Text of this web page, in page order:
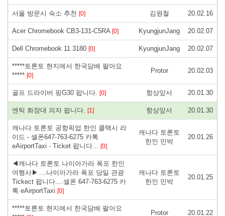
서울 방문시 숙소 추천 [0] 김원철 20.02.16
Acer Chromebook CB3-131-C5RA [0] KyungjunJang 20.02.07
Dell Chromebook 11 3180 [0] KyungjunJang 20.02.07
*****토론토 현지에서 한국담배 팔아요
***** [0]
Protor 20.02.03
골프 드라이버 핑G30 팝니다. [0] 항상앞서 20.01.30
엔틱 화장대 의자 팝니다. [1] 항상앞서 20.01.30
캐나다 토론토 공항픽업 한인 콜택시 라
이드 - 셀폰647-763-6275 카톡
eAirportTaxi - Ticket 팝니다... [0]
캐나다 토론토
한인 민박
20.01.26
◀캐나다 토론토 나이아가라 폭포 한인
여행사▶....나이아가라 폭포 당일 관광
Tickect 팝니다....셀폰 647-763-6275 카
톡 eAirportTaxi [0]
캐나다 토론토
한인 민박
20.01.25
*****토론토 현지에서 한국담배 팔아요
Protor 20.01.22